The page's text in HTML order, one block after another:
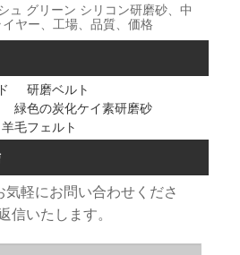
ュ グリーン シリコン研磨砂、中
ヤー、工場、品質、価格
研磨ベルト
緑色の炭化ケイ素研磨砂
羊毛フェルト
軽にお問い合わせくださ
信いたします。